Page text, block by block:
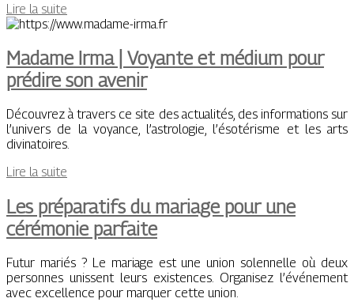
Lire la suite
Madame Irma | Voyante et médium pour
prédire son avenir
Découvrez à travers ce site des actualités, des informations sur
l’univers de la voyance, l’astrologie, l’ésotérisme et les arts
divinatoires.
Lire la suite
Les préparatifs du mariage pour une
cérémonie parfaite
Futur mariés ? Le mariage est une union solennelle où deux
personnes unissent leurs existences. Organisez l’événement
avec excellence pour marquer cette union.